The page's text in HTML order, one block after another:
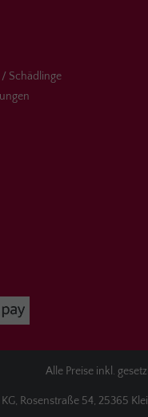
/ Schädlinge
Alle Preise inkl.
Rosenstraße 54, 25365